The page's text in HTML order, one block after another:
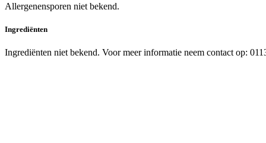
Allergenensporen niet bekend.
Ingrediënten
Ingrediënten niet bekend. Voor meer informatie neem contact op: